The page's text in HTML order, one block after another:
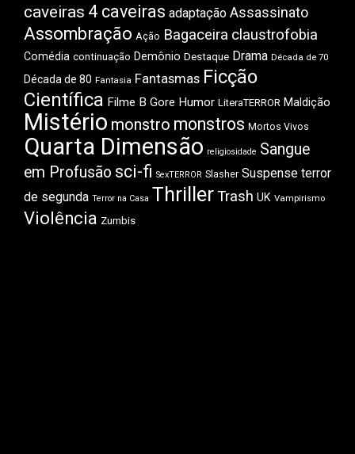
caveiras 4 caveiras adaptação Assassinato
Assombração Ação Bagaceira claustrofobia
Comédia continuação Demônio Destaque Drama Década de 70
Década de 80 Fantasia Fantasmas Ficção
Científica Filme B Gore Humor LiteraTERROR Maldição
Mistério monstro monstros Mortos Vivos
Quarta Dimensão religiosidade Sangue
em Profusão sci-fi SexTERROR Slasher Suspense terror
de segunda Terror na Casa ThrillerTrash UK Vampirismo
Violência Zumbis